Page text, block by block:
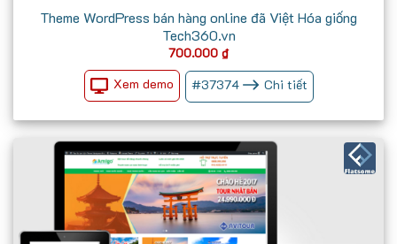
Theme WordPress bán hàng online đã Việt Hóa giống
Tech360.vn
700.000 ₫
Xem demo #37374 Chi tiết